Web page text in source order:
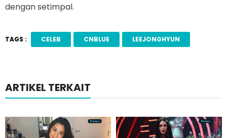
dengan setimpal.
TAGS : CELEB CNBLUE LEEJONGHYUN
ARTIKEL TERKAIT